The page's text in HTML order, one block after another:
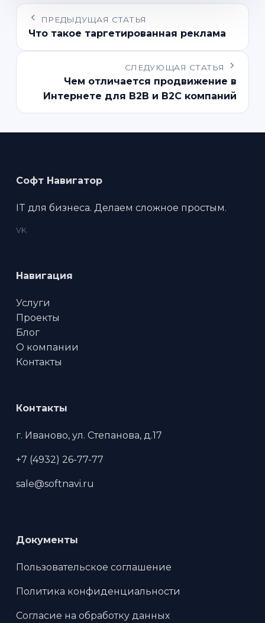
ПРЕДЫДУЩАЯ СТАТЬЯ
Что такое таргетированная реклама
СЛЕДУЮЩАЯ СТАТЬЯ
Чем отличается продвижение в
Интернете для B2B и B2C компаний
Софт Навигатор
IT для бизнеса. Делаем сложное простым.
VK
Навигация
Услуги
Проекты
Блог
О компании
Контакты
Контакты
г. Иваново, ул. Степанова, д.17
+7 (4932) 26-77-77
sale@softnavi.ru
Документы
Пользовательское соглашение
Политика конфиденциальности
Согласие на обработку данных